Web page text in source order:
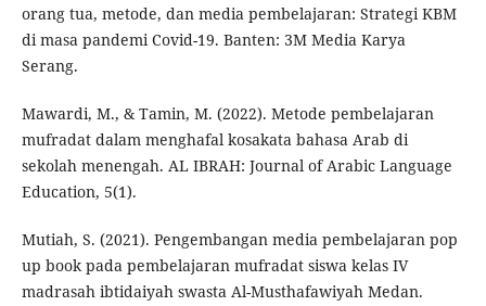
orang tua, metode, dan media pembelajaran: Strategi KBM
di masa pandemi Covid-19. Banten: 3M Media Karya
Serang.
Mawardi, M., & Tamin, M. (2022). Metode pembelajaran
mufradat dalam menghafal kosakata bahasa Arab di
sekolah menengah. AL IBRAH: Journal of Arabic Language
Education, 5(1).
Mutiah, S. (2021). Pengembangan media pembelajaran pop
up book pada pembelajaran mufradat siswa kelas IV
madrasah ibtidaiyah swasta Al-Musthafawiyah Medan.